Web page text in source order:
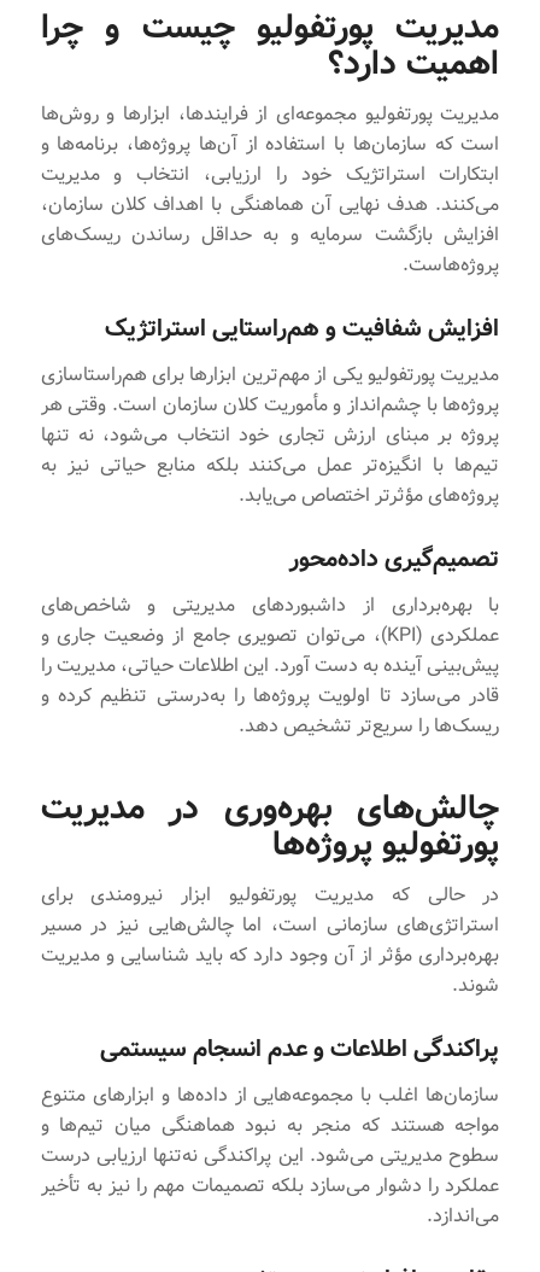
مدیریت پورتفولیو چیست و چرا
اهمیت دارد؟
مدیریت پورتفولیو مجموعه‌ای از فرایندها، ابزارها و روش‌ها
است که سازمان‌ها با استفاده از آن‌ها پروژه‌ها، برنامه‌ها و
ابتکارات استراتژیک خود را ارزیابی، انتخاب و مدیریت
می‌کنند. هدف نهایی آن هماهنگی با اهداف کلان سازمان،
افزایش بازگشت سرمایه و به حداقل رساندن ریسک‌های
پروژه‌هاست.
افزایش شفافیت و هم‌راستایی استراتژیک
مدیریت پورتفولیو یکی از مهم‌ترین ابزارها برای هم‌راستاسازی
پروژه‌ها با چشم‌انداز و مأموریت کلان سازمان است. وقتی هر
پروژه بر مبنای ارزش تجاری خود انتخاب می‌شود، نه تنها
تیم‌ها با انگیزه‌تر عمل می‌کنند بلکه منابع حیاتی نیز به
پروژه‌های مؤثرتر اختصاص می‌یابد.
تصمیم‌گیری داده‌محور
با بهره‌برداری از داشبوردهای مدیریتی و شاخص‌های
عملکردی (KPI)، می‌توان تصویری جامع از وضعیت جاری و
پیش‌بینی آینده به دست آورد. این اطلاعات حیاتی، مدیریت را
قادر می‌سازد تا اولویت پروژه‌ها را به‌درستی تنظیم کرده و
ریسک‌ها را سریع‌تر تشخیص دهد.
چالش‌های بهره‌وری در مدیریت
پورتفولیو پروژه‌ها
در حالی که مدیریت پورتفولیو ابزار نیرومندی برای
استراتژی‌های سازمانی است، اما چالش‌هایی نیز در مسیر
بهره‌برداری مؤثر از آن وجود دارد که باید شناسایی و مدیریت
شوند.
پراکندگی اطلاعات و عدم انسجام سیستمی
سازمان‌ها اغلب با مجموعه‌هایی از داده‌ها و ابزارهای متنوع
مواجه هستند که منجر به نبود هماهنگی میان تیم‌ها و
سطوح مدیریتی می‌شود. این پراکندگی نه‌تنها ارزیابی درست
عملکرد را دشوار می‌سازد بلکه تصمیمات مهم را نیز به تأخیر
می‌اندازد.